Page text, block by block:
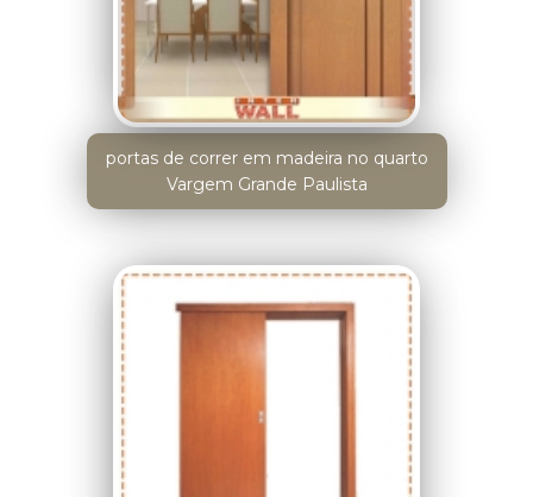
portas de correr em madeira no quarto
Vargem Grande Paulista